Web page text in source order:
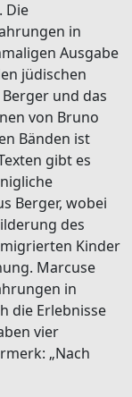
Die
in
Ausgabe
jüdischen
und das
von Bruno
Bänden ist
gibt es
Berger, wobei
des
Kinder
Marcuse
in
die Erlebnisse
vier
„Nach